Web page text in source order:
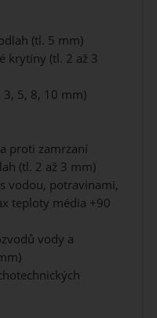
(tl. 5 mm)
krytiny (tl. 2 až 3
5, 8, 10 mm)
proti zamrzaní
(tl. 2 až 3 mm)
vodou, potravinami,
teploty média +90
vody a